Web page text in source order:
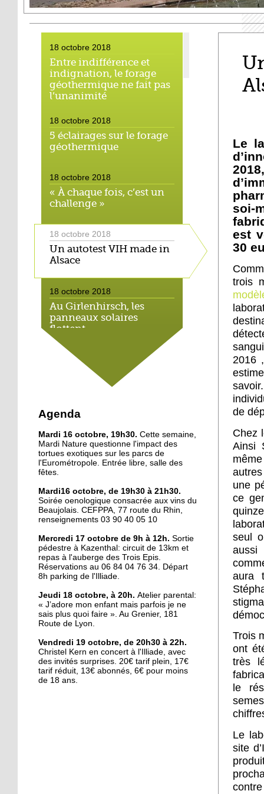
18 octobre 2018
Entre indifférence et
indignation, le forage
géothermique ne fait pas
l’unanimité
18 octobre 2018
5 éclairages sur le forage
géothermique
18 octobre 2018
« À chaque fois, c’est un
challenge »
18 octobre 2018
Un autotest VIH made in
Alsace
18 octobre 2018
Au Girlenhirsch, les
panneaux solaires
flottent
18 octobre 2018
Le bujutsu s'invite aux
Oscars du sport
18 octobre 2018
rêves
17 octobre 2018
4 artistes, 4 univers
17 octobre 2018
Maxime Luck, nouveau
chef d'orchestre de la
Vulcania
Coupe de France : Illkirch
triomphe en
prolongations
16 octobre 2018
Le souvenir de 14-18
ravivé par les lycéens
Agenda
Mardi 16 octobre, 19h30. Cette semaine,
Mardi Nature questionne l'impact des
tortues exotiques sur les parcs de
l'Eurométropole. Entrée libre, salle des
fêtes.
Mardi16 octobre, de 19h30 à 21h30.
Soirée oenologique consacrée aux vins du
Beaujolais. CEFPPA, 77 route du Rhin,
renseignements 03 90 40 05 10
Mercredi 17 octobre de 9h à 12h. Sortie
pédestre à Kazenthal: circuit de 13km et
repas à l'auberge des Trois Epis.
Réservations au 06 84 04 76 34. Départ
8h parking de l'Illiade.
Jeudi 18 octobre, à 20h. Atelier parental:
« J’adore mon enfant mais parfois je ne
sais plus quoi faire ». Au Grenier, 181
Route de Lyon.
Vendredi 19 octobre, de 20h30 à 22h.
Christel Kern en concert à l'Illiade, avec
des invités surprises. 20€ tarif plein, 17€
tarif réduit, 13€ abonnés, 6€ pour moins
de 18 ans.
Le
soi-
est
30
trois
2016
de
Chez
Ainsi
une
ce
seul
aura
Trois
ont
très
le
Le
site